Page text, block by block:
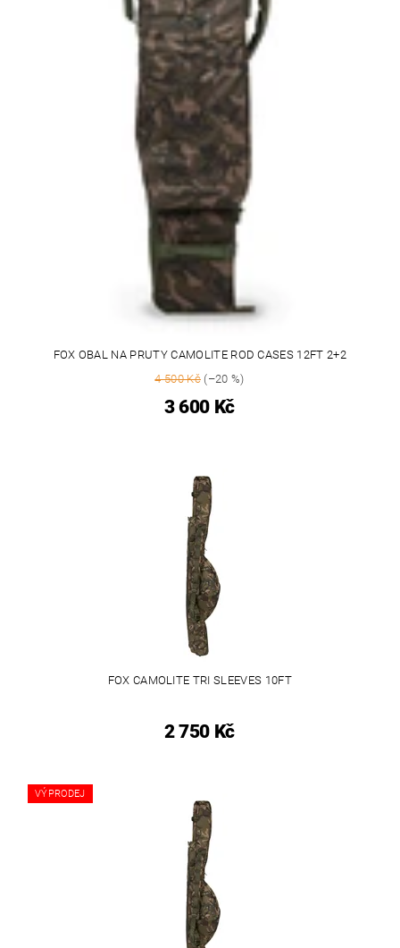
FOX OBAL NA PRUTY CAMOLITE ROD CASES 12FT 2+2
4 500 Kč (–20 %)
3 600 Kč
FOX CAMOLITE TRI SLEEVES 10FT
2 750 Kč
VÝPRODEJ